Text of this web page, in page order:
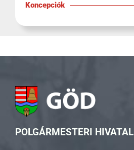
Koncepciók
POLGÁRMESTERI HIVATAL